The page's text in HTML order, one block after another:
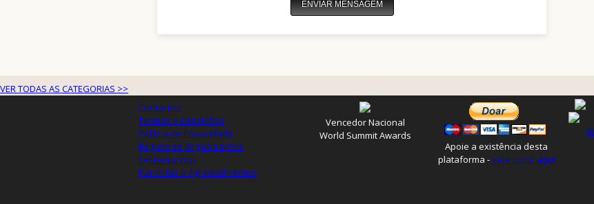
VER TODAS AS CATEGORIAS >>
Contactos
Termos e Condições
Política de Privacidade
Registo de Organizações
Testemunhos
Parcerias e Agradecimentos
Vencedor Nacional
World Summit Awards
Apoie a existência desta
plataforma -veja como aqui